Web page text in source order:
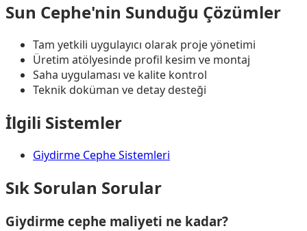
Sun Cephe'nin Sunduğu Çözümler
Tam yetkili uygulayıcı olarak proje yönetimi
Üretim atölyesinde profil kesim ve montaj
Saha uygulaması ve kalite kontrol
Teknik doküman ve detay desteği
İlgili Sistemler
Giydirme Cephe Sistemleri
Sık Sorulan Sorular
Giydirme cephe maliyeti ne kadar?